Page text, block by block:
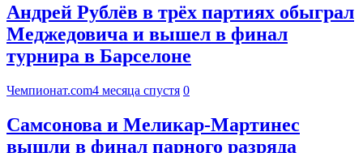
Андрей Рублёв в трёх партиях обыграл
Меджедовича и вышел в финал
турнира в Барселоне
Чемпионат.com4 месяца спустя 0
Самсонова и Меликар-Мартинес
вышли в финал парного разряда